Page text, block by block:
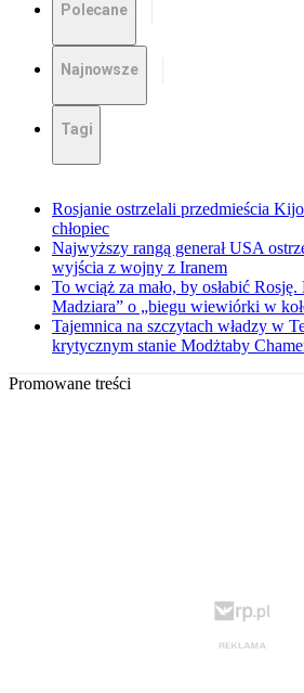
Polecane
Najnowsze
Tagi
Rosjanie ostrzelali przedmieścia
chłopiec
Najwyższy rangą generał USA
wyjścia z wojny z Iranem
To wciąż za mało, by osłabić
Madziara” o „biegu wiewiórki w
Tajemnica na szczytach władzy w
krytycznym stanie Modżtaby
Promowane treści